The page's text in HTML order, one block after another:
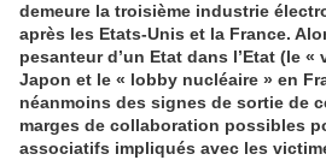
demeure la troisième industrie
après les Etats-Unis et la France.
pesanteur d’un Etat dans l’Etat (le
Japon et le « lobby nucléaire » en
néanmoins des signes de sortie de
marges de collaboration possibles
associatifs impliqués avec les